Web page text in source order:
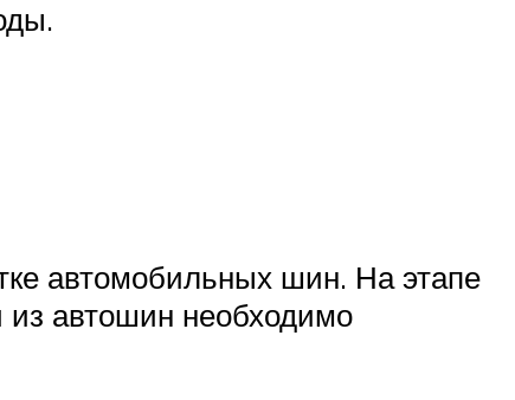
автомобильных шин. На этапе
из автошин необходимо